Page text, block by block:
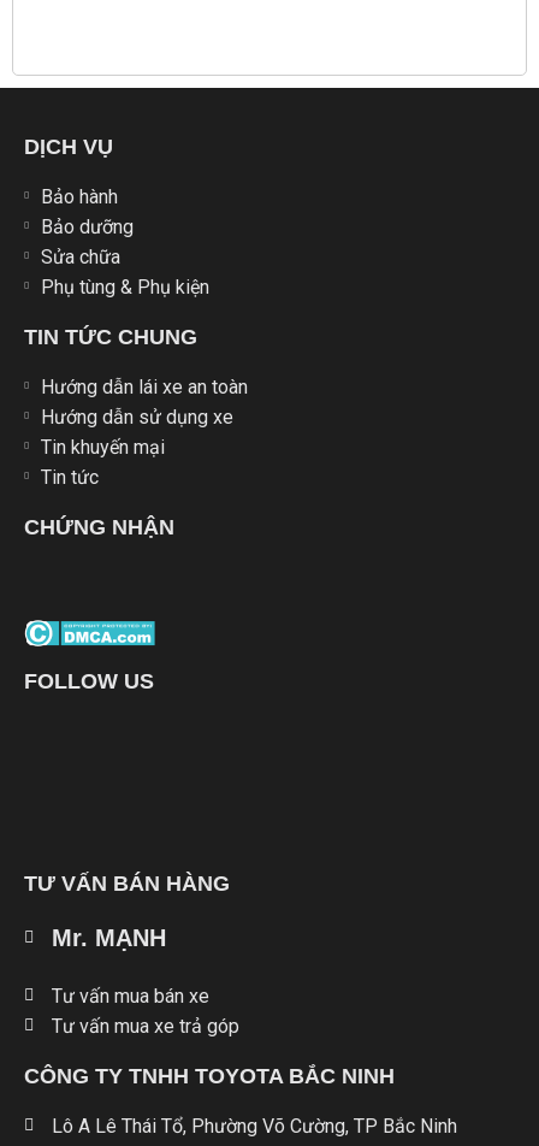
DỊCH VỤ
Bảo hành
Bảo dưỡng
Sửa chữa
Phụ tùng & Phụ kiện
TIN TỨC CHUNG
Hướng dẫn lái xe an toàn
Hướng dẫn sử dụng xe
Tin khuyến mại
Tin tức
CHỨNG NHẬN
FOLLOW US
TƯ VẤN BÁN HÀNG
Mr. MẠNH
Tư vấn mua bán xe
Tư vấn mua xe trả góp
CÔNG TY TNHH TOYOTA BẮC NINH
Lô A Lê Thái Tổ, Phường Võ Cường, TP Bắc Ninh